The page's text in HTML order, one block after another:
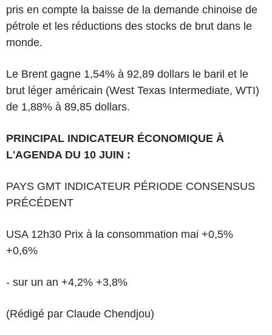
pris en compte la baisse de la demande chinoise de
pétrole et les réductions des stocks de brut dans le
monde.
Le Brent gagne 1,54% à 92,89 dollars le baril et le
brut léger américain (West Texas Intermediate, WTI)
de 1,88% à 89,85 dollars.
PRINCIPAL INDICATEUR ÉCONOMIQUE À
L'AGENDA DU 10 JUIN :
PAYS GMT INDICATEUR PÉRIODE CONSENSUS
PRÉCÉDENT
USA 12h30 Prix à la consommation mai +0,5%
+0,6%
- sur un an +4,2% +3,8%
(Rédigé par Claude Chendjou)